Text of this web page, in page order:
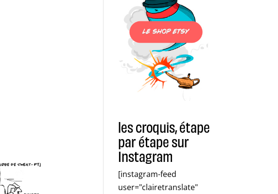
les croquis, étape
par étape sur
Instagram
[instagram-feed
user="clairetranslate"